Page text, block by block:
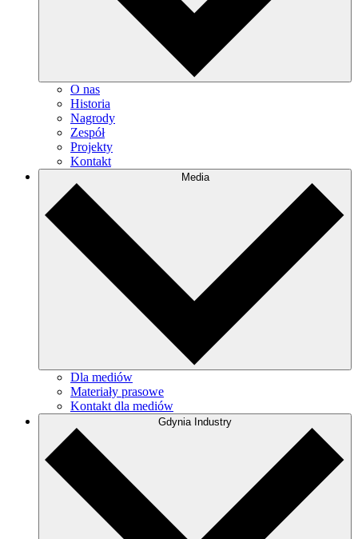
O nas
Historia
Nagrody
Zespół
Projekty
Kontakt
Media
Dla mediów
Materiały prasowe
Kontakt dla mediów
Gdynia Industry